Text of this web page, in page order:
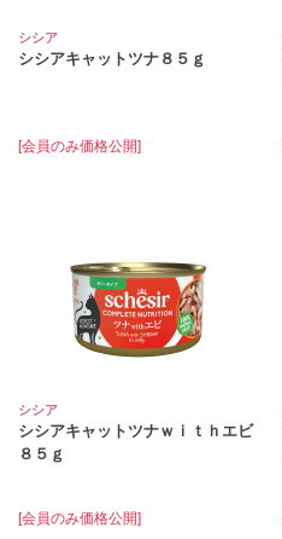
シシア
シシアキャットツナ８５ｇ
[会員のみ価格公開]
シシア
シシアキャットツナｗｉｔｈエビ
８５ｇ
[会員のみ価格公開]